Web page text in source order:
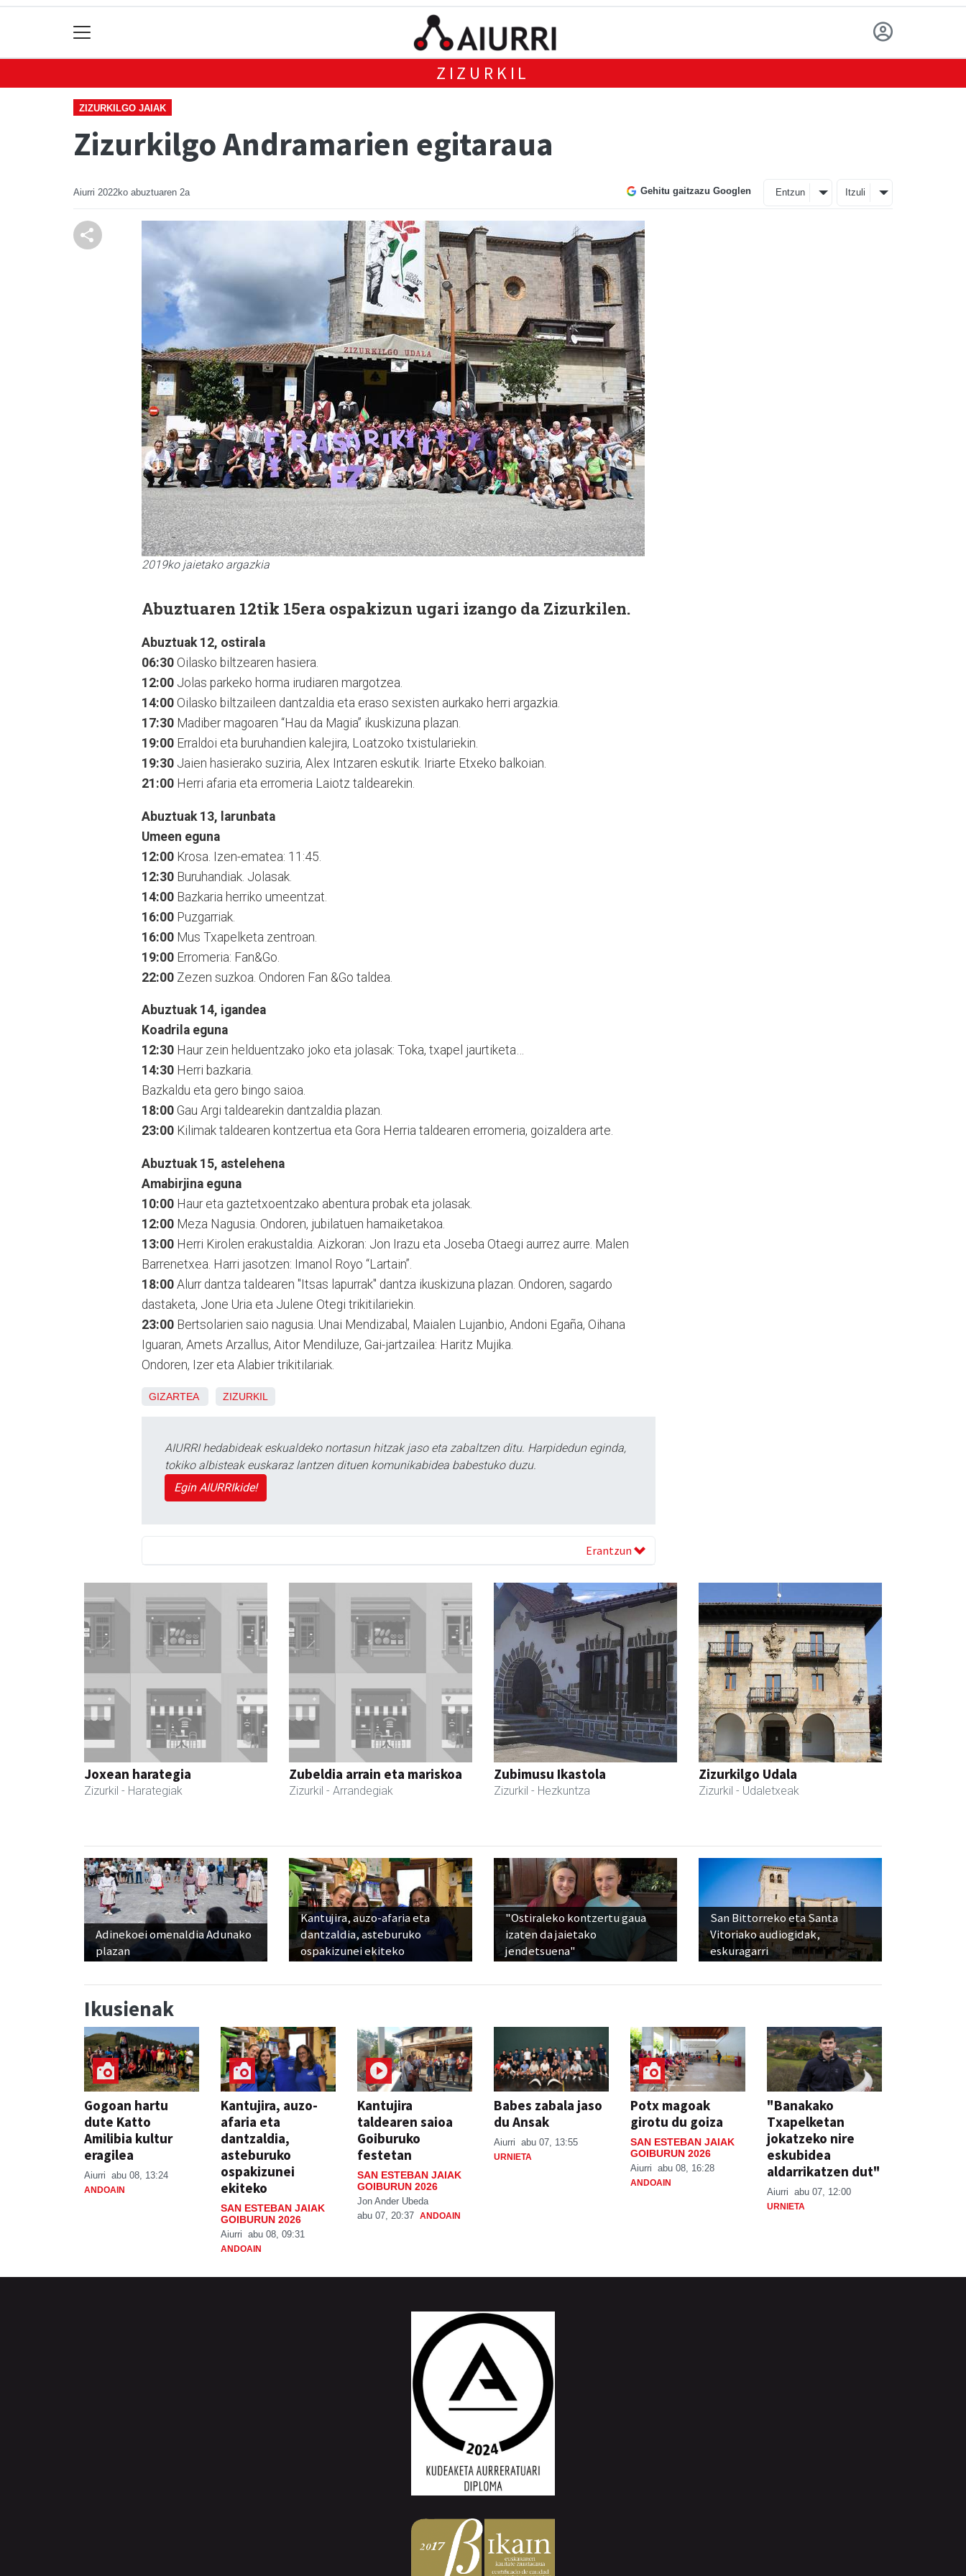
ZIZURKIL
ZIZURKILGO JAIAK
Zizurkilgo Andramarien egitaraua
Aiurri 2022ko abuztuaren 2a Gehitu gaitzazu Googlen Entzun Itzuli
2019ko jaietako argazkia
Abuztuaren 12tik 15era ospakizun ugari izango da Zizurkilen.
Abuztuak 12, ostirala
06:30 Oilasko biltzearen hasiera.
12:00 Jolas parkeko horma irudiaren margotzea.
14:00 Oilasko biltzaileen dantzaldia eta eraso sexisten aurkako herri argazkia.
17:30 Madiber magoaren “Hau da Magia” ikuskizuna plazan.
19:00 Erraldoi eta buruhandien kalejira, Loatzoko txistulariekin.
19:30 Jaien hasierako suziria, Alex Intzaren eskutik. Iriarte Etxeko balkoian.
21:00 Herri afaria eta erromeria Laiotz taldearekin.
Abuztuak 13, larunbata
Umeen eguna
12:00 Krosa. Izen-ematea: 11:45.
12:30 Buruhandiak. Jolasak.
14:00 Bazkaria herriko umeentzat.
16:00 Puzgarriak.
16:00 Mus Txapelketa zentroan.
19:00 Erromeria: Fan&Go.
22:00 Zezen suzkoa. Ondoren Fan &Go taldea.
Abuztuak 14, igandea
Koadrila eguna
12:30 Haur zein helduentzako joko eta jolasak: Toka, txapel jaurtiketa…
14:30 Herri bazkaria.
Bazkaldu eta gero bingo saioa.
18:00 Gau Argi taldearekin dantzaldia plazan.
23:00 Kilimak taldearen kontzertua eta Gora Herria taldearen erromeria, goizaldera arte.
Abuztuak 15, astelehena
Amabirjina eguna
10:00 Haur eta gaztetxoentzako abentura probak eta jolasak.
12:00 Meza Nagusia. Ondoren, jubilatuen hamaiketakoa.
13:00 Herri Kirolen erakustaldia. Aizkoran: Jon Irazu eta Joseba Otaegi aurrez aurre. Malen
Barrenetxea. Harri jasotzen: Imanol Royo “Lartain”.
18:00 Alurr dantza taldearen "Itsas lapurrak" dantza ikuskizuna plazan. Ondoren, sagardo
dastaketa, Jone Uria eta Julene Otegi trikitilariekin.
23:00 Bertsolarien saio nagusia. Unai Mendizabal, Maialen Lujanbio, Andoni Egaña, Oihana
Iguaran, Amets Arzallus, Aitor Mendiluze, Gai-jartzailea: Haritz Mujika.
Ondoren, Izer eta Alabier trikitilariak.
GIZARTEA ZIZURKIL
AIURRI hedabideak eskualdeko nortasun hitzak jaso eta zabaltzen ditu. Harpidedun eginda,
tokiko albisteak euskaraz lantzen dituen komunikabidea babestuko duzu.
Egin AIURRIkide!
Erantzun
Joxean harategia
Zizurkil - Harategiak
Zubeldia arrain eta mariskoa
Zizurkil - Arrandegiak
Zubimusu Ikastola
Zizurkil - Hezkuntza
Zizurkilgo Udala
Zizurkil - Udaletxeak
Adinekoei omenaldia Adunako
plazan
Kantujira, auzo-afaria eta
dantzaldia, asteburuko
ospakizunei ekiteko
"Ostiraleko kontzertu gaua
izaten da jaietako
jendetsuena"
San Bittorreko eta Santa
Vitoriako audiogidak,
eskuragarri
Ikusienak
Gogoan hartu
dute Katto
Amilibia kultur
eragilea
Aiurri abu 08, 13:24
ANDOAIN
Kantujira, auzo-
afaria eta
dantzaldia,
asteburuko
ospakizunei
ekiteko
SAN ESTEBAN JAIAK
GOIBURUN 2026
Aiurri abu 08, 09:31
ANDOAIN
Kantujira
taldearen saioa
Goiburuko
festetan
SAN ESTEBAN JAIAK
GOIBURUN 2026
Jon Ander Ubeda
abu 07, 20:37 ANDOAIN
Babes zabala jaso
du Ansak
Aiurri abu 07, 13:55
URNIETA
Potx magoak
girotu du goiza
SAN ESTEBAN JAIAK
GOIBURUN 2026
Aiurri abu 08, 16:28
ANDOAIN
"Banakako
Txapelketan
jokatzeko nire
eskubidea
aldarrikatzen dut"
Aiurri abu 07, 12:00
URNIETA